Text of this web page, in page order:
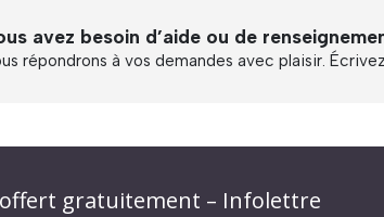
avez besoin d’aide ou de
répondrons à vos demandes avec plaisir.
gratuitement – Infolettre